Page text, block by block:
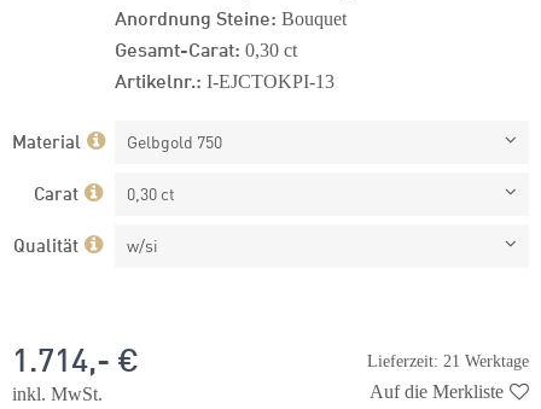
Anordnung Steine: Bouquet
Gesamt-Carat: 0,30 ct
Artikelnr.: I-EJCTOKPI-13
Material Gelbgold 750
Carat 0,30 ct
Qualität w/si
Lieferzeit: 21 Werktage
1.714,- €
inkl. MwSt.
Auf die Merkliste